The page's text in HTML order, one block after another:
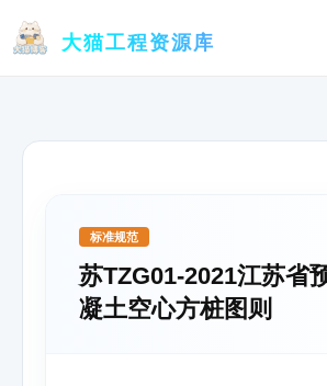
大猫工程资源库
标准规范
苏TZG01-2021江苏省
凝土空心方桩图则